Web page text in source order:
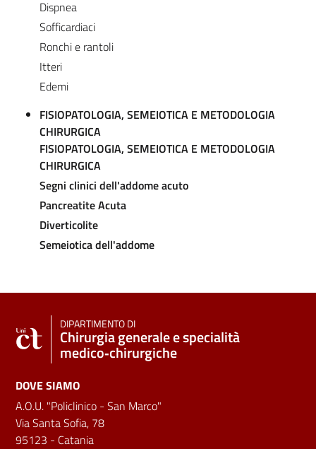
Dispnea
Sofficardiaci
Ronchi e rantoli
Itteri
Edemi
FISIOPATOLOGIA, SEMEIOTICA E METODOLOGIA
CHIRURGICA
FISIOPATOLOGIA, SEMEIOTICA E METODOLOGIA
CHIRURGICA
Segni clinici dell'addome acuto
Pancreatite Acuta
​Diverticolite
Semeiotica dell'addome
DIPARTIMENTO DI
Chirurgia generale e specialità
medico‑chirurgiche
DOVE SIAMO
A.O.U. "Policlinico - San Marco"
Via Santa Sofia, 78
95123 - Catania